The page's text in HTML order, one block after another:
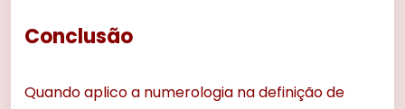
Conclusão
Quando aplico a numerologia na definição de